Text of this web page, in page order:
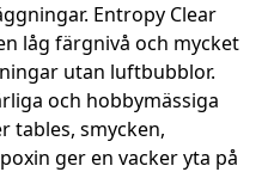
Entropy Clear
låg färgnivå och mycket
utan luftbubblor.
och hobbymässiga
tables, smycken,
ger en vacker yta på